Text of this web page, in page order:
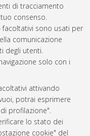
di tracciamento
consenso.
sono usati per
comunicazione
degli utenti.
solo con i
attivando
potrai esprimere
profilazione".
lo stato dei
cookie" del
Aug 6 20:49:03 2026